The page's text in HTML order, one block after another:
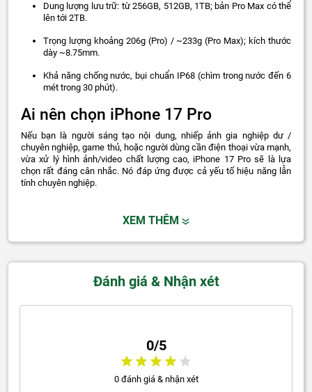
Dung lượng lưu trữ: từ 256GB, 512GB, 1TB; bản Pro Max có thể
lên tới 2TB.
Trọng lượng khoảng 206g (Pro) / ~233g (Pro Max); kích thước
dày ~8.75mm.
Khả năng chống nước, bụi chuẩn IP68 (chìm trong nước đến 6
mét trong 30 phút).
Ai nên chọn iPhone 17 Pro
Nếu bạn là người sáng tạo nội dung, nhiếp ảnh gia nghiệp dư /
chuyên nghiệp, game thủ, hoặc người dùng cần điện thoại vừa mạnh,
vừa xử lý hình ảnh/video chất lượng cao, iPhone 17 Pro sẽ là lựa
chọn rất đáng cân nhắc. Nó đáp ứng được cả yếu tố hiệu năng lẫn
tính chuyên nghiệp.
XEM THÊM
Đánh giá & Nhận xét
0/5
0 đánh giá & nhận xét